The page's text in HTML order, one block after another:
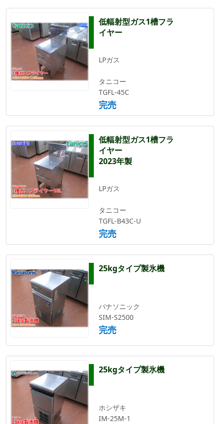
低輻射型ガス1槽フラ
イヤー
LPガス
タニコー
TGFL-45C
完売
低輻射型ガス1槽フラ
イヤー
2023年製
LPガス
タニコー
TGFL-B43C-U
完売
25kgタイプ製氷機
パナソニック
SIM-S2500
完売
25kgタイプ製氷機
ホシザキ
IM-25M-1